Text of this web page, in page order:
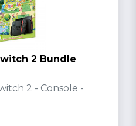
2 Bundle
2 - Console -